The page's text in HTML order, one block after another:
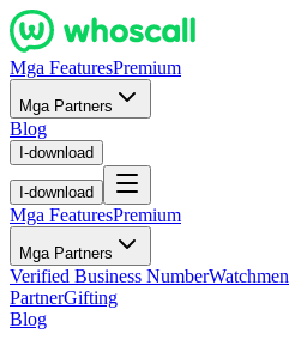
Mga FeaturesPremium
Mga Partners
Blog
I-download
I-download
Mga FeaturesPremium
Mga Partners
Verified Business NumberWatchmen
PartnerGifting
Blog